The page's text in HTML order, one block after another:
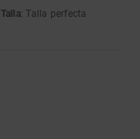
Talla: Talla perfecta